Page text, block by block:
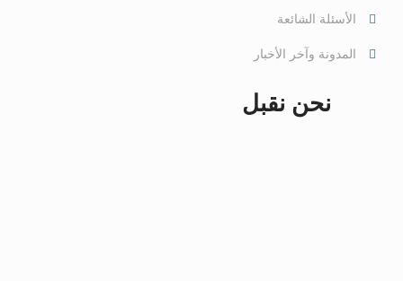
الأسئلة الشائعة
المدونة وآخر الأخبار
نحن نقبل